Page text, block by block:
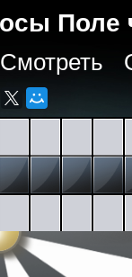
Поле
Смотреть